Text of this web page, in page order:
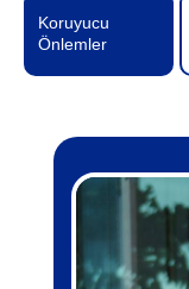
Koruyucu
Önlemler